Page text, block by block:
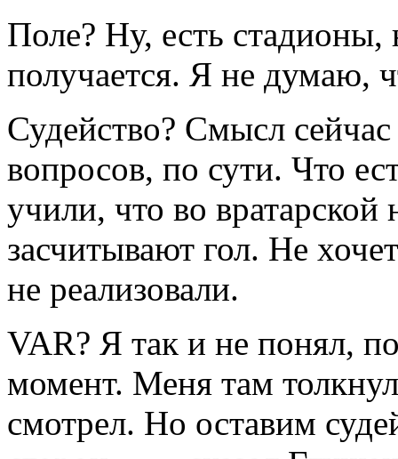
Поле? Ну, есть стадионы,
получается. Я не думаю,
Судейство? Смысл
вопросов, по сути. Что
учили, что во вратарской
засчитывают гол. Не
не реализовали.
VAR? Я так и не понял,
момент. Меня там
смотрел. Но оставим